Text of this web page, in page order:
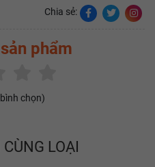
Chia sẻ:
phẩm
bình chọn)
LOẠI